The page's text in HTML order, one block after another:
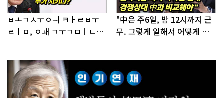
ㅂㅗㄱㅅㅜㅇㅢ ㅋㅏㄹㅂㅜ
ㄹㅣㅁ, ㅇㅙ ㄱㅜㄱㅁㅣㄴㄷ
ㅡㄹㅇㅣ ㄷㅏㅇㅎㅐㅇㅑ ㅎ
"中은 주6일, 밤 12시까지 근
무. 그렇게 일해서 어떻게 경
쟁하냐 반문하더라"